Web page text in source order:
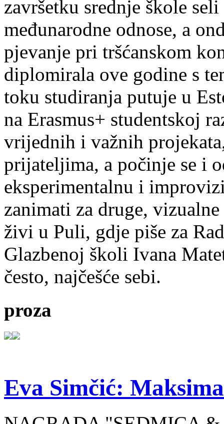
završetku srednje škole
međunarodne odnose, a
pjevanje pri tršćanskom
diplomirala ove godine s
toku studiranja putuje u
na Erasmus+ studentskoj
vrijednih i važnih
prijateljima, a počinje se i
eksperimentalnu i
zanimati za druge,
živi u Puli, gdje piše za
Glazbenoj školi Ivana
često, najčešće sebi.
proza
Eva Simčić: